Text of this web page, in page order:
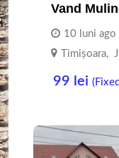
Vand
10 luni ago
Timişoara,
99 lei